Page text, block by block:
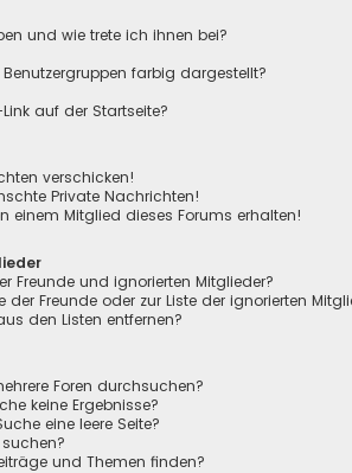
und wie trete ich ihnen bei?
farbig dargestellt?
auf der Startseite?
verschicken!
Private Nachrichten!
einem Mitglied dieses Forums erhalten!
Freunde und ignorierten Mitglieder?
der Freunde oder zur Liste der ignorierten
den Listen entfernen?
Foren durchsuchen?
keine Ergebnisse?
eine leere Seite?
und Themen finden?